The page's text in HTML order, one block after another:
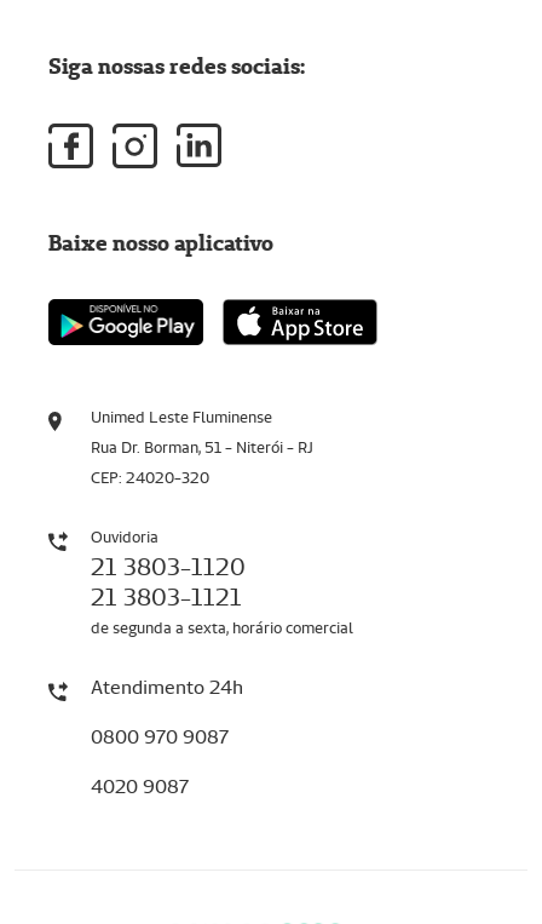
Unimed Leste Fluminense
Rua Dr. Borman, 51 - Niterói - RJ
CEP: 24020-320
Ouvidoria
21 3803-1120
21 3803-1121
de segunda a sexta, horário comercial
Atendimento 24h
0800 970 9087
4020 9087
Siga nossas redes sociais:
Baixe nosso aplicativo